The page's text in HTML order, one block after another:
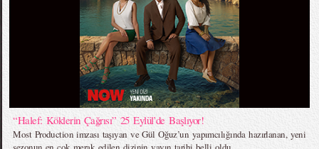
“Halef: Köklerin Çağrısı” 25 Eylül’de Başlıyor!
Most Production imzası taşıyan ve Gül Oğuz’un yapımcılığında hazırlanan, yeni